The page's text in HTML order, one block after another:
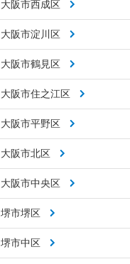
大阪市西成区
大阪市淀川区
大阪市鶴見区
大阪市住之江区
大阪市平野区
大阪市北区
大阪市中央区
堺市堺区
堺市中区